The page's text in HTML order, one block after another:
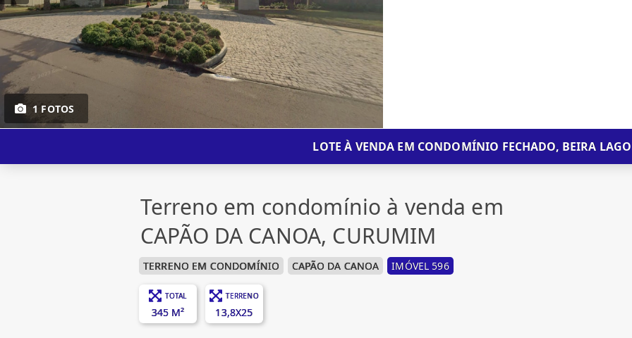
1 FOTOS
LOTE À VENDA EM CONDOMÍNIO FECHADO, BEIRA
Terreno em condomínio à venda em
CAPÃO DA CANOA, CURUMIM
TERRENO EM CONDOMÍNIO CAPÃO DA CANOA IMÓVEL 596
TOTAL
345 M²
TERRENO
13,8X25